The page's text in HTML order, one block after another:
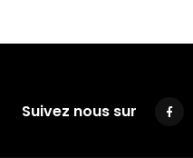
Suivez nous sur